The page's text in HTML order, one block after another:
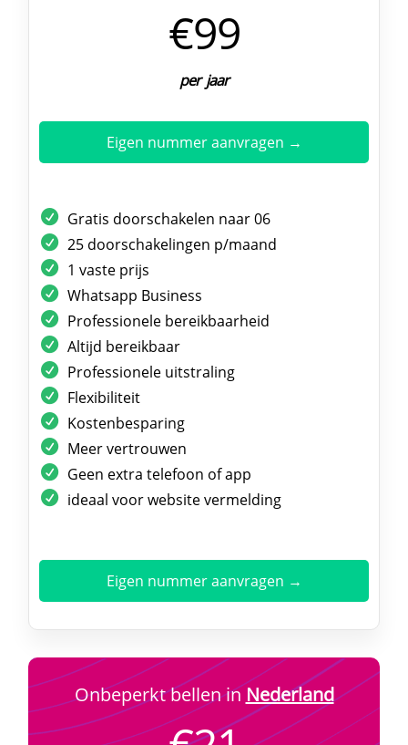
€99
per jaar
Eigen nummer aanvragen →
Gratis doorschakelen naar 06
25 doorschakelingen p/maand
1 vaste prijs
Whatsapp Business
Professionele bereikbaarheid
Altijd bereikbaar
Professionele uitstraling
Flexibiliteit
Kostenbesparing
Meer vertrouwen
Geen extra telefoon of app
ideaal voor website vermelding
Eigen nummer aanvragen →
Onbeperkt bellen inNederland